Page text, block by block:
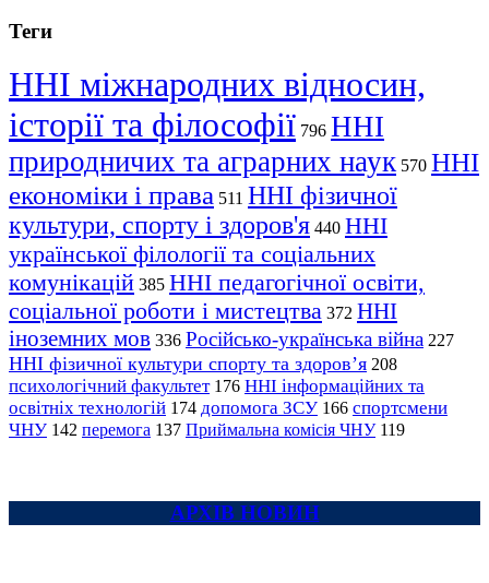
Теги
ННІ міжнародних відносин,
історії та філософії 796 ННІ
природничих та аграрних наук 570 ННІ
економіки і права 511 ННІ фізичної
культури, спорту і здоров'я 440 ННІ
української філології та соціальних
комунікацій 385 ННІ педагогічної освіти,
соціальної роботи і мистецтва 372 ННІ
іноземних мов 336 Російсько-українська війна 227
ННІ фізичної культури спорту та здоров’я 208
психологічний факультет 176 ННІ інформаційних та
освітніх технологій 174 допомога ЗСУ 166 спортсмени
ЧНУ 142 перемога 137 Приймальна комісія ЧНУ 119
АРХІВ НОВИН